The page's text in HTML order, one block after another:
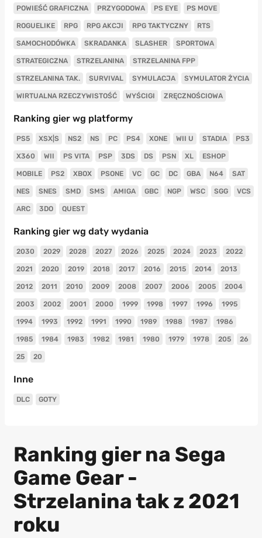
POWIEŚĆ GRAFICZNA PRZYGODOWA PS EYE PS MOVE
ROGUELIKE RPG RPG AKCJI RPG TAKTYCZNY RTS
SAMOCHODÓWKA SKRADANKA SLASHER SPORTOWA
STRATEGICZNA STRZELANINA STRZELANINA FPP
STRZELANINA TAK. SURVIVAL SYMULACJA SYMULATOR ŻYCIA
WIRTUALNA RZECZYWISTOŚĆ WYŚCIGI ZRĘCZNOŚCIOWA
Ranking gier wg platformy
PS5 XSX|S NS2 NS PC PS4 XONE WII U STADIA PS3
X360 WII PS VITA PSP 3DS DS PSN XL ESHOP
MOBILE PS2 XBOX PSONE VC GC DC GBA N64 SAT
NES SNES SMD SMS AMIGA GBC NGP WSC SGG VCS
ARC 3DO QUEST
Ranking gier wg daty wydania
2030 2029 2028 2027 2026 2025 2024 2023 2022
2021 2020 2019 2018 2017 2016 2015 2014 2013
2012 2011 2010 2009 2008 2007 2006 2005 2004
2003 2002 2001 2000 1999 1998 1997 1996 1995
1994 1993 1992 1991 1990 1989 1988 1987 1986
1985 1984 1983 1982 1981 1980 1979 1978 205 26
25 20
Inne
DLC GOTY
Ranking gier na Sega
Game Gear -
Strzelanina tak z 2021
roku